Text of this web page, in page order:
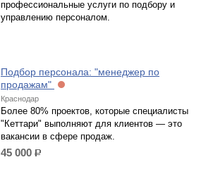
профессиональные услуги по подбору и
управлению персоналом.
Подбор персонала: "менеджер по
продажам"
Краснодар
Более 80% проектов, которые специалисты
"Кеттари" выполняют для клиентов — это
вакансии в сфере продаж.
45 000 р.